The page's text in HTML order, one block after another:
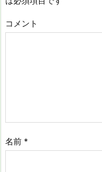
コメント
名前 *